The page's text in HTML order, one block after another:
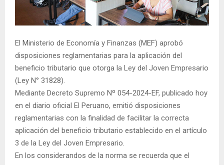
El Ministerio de Economía y Finanzas (MEF) aprobó
disposiciones reglamentarias para la aplicación del
beneficio tributario que otorga la Ley del Joven Empresario
(Ley N° 31828).
Mediante Decreto Supremo Nº 054-2024-EF, publicado hoy
en el diario oficial El Peruano, emitió disposiciones
reglamentarias con la finalidad de facilitar la correcta
aplicación del beneficio tributario establecido en el artículo
3 de la Ley del Joven Empresario.
En los considerandos de la norma se recuerda que el